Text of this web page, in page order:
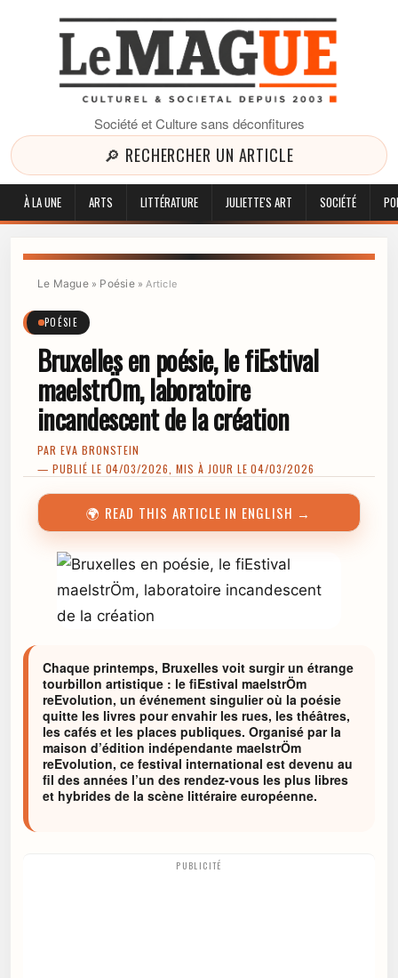
Société et Culture sans déconfitures
🔎 RECHERCHER UN ARTICLE
À LA UNE ARTS LITTÉRATURE JULIETTE'S ART SOCIÉTÉ
Le Mague» Poésie»Article
POÉSIE
Bruxelles en poésie, le fiEstival
maelstrÖm, laboratoire
incandescent de la création
PAR EVA BRONSTEIN
— PUBLIÉ LE 04/03/2026, MIS À JOUR LE 04/03/2026
🌍 READ THIS ARTICLE IN ENGLISH →
Chaque printemps, Bruxelles voit surgir un étrange
tourbillon artistique : le fiEstival maelstrÖm
reEvolution, un événement singulier où la poésie
quitte les livres pour envahir les rues, les théâtres,
les cafés et les places publiques. Organisé par la
maison d’édition indépendante maelstrÖm
reEvolution, ce festival international est devenu au
fil des années l’un des rendez-vous les plus libres
et hybrides de la scène littéraire européenne.
PUBLICITÉ